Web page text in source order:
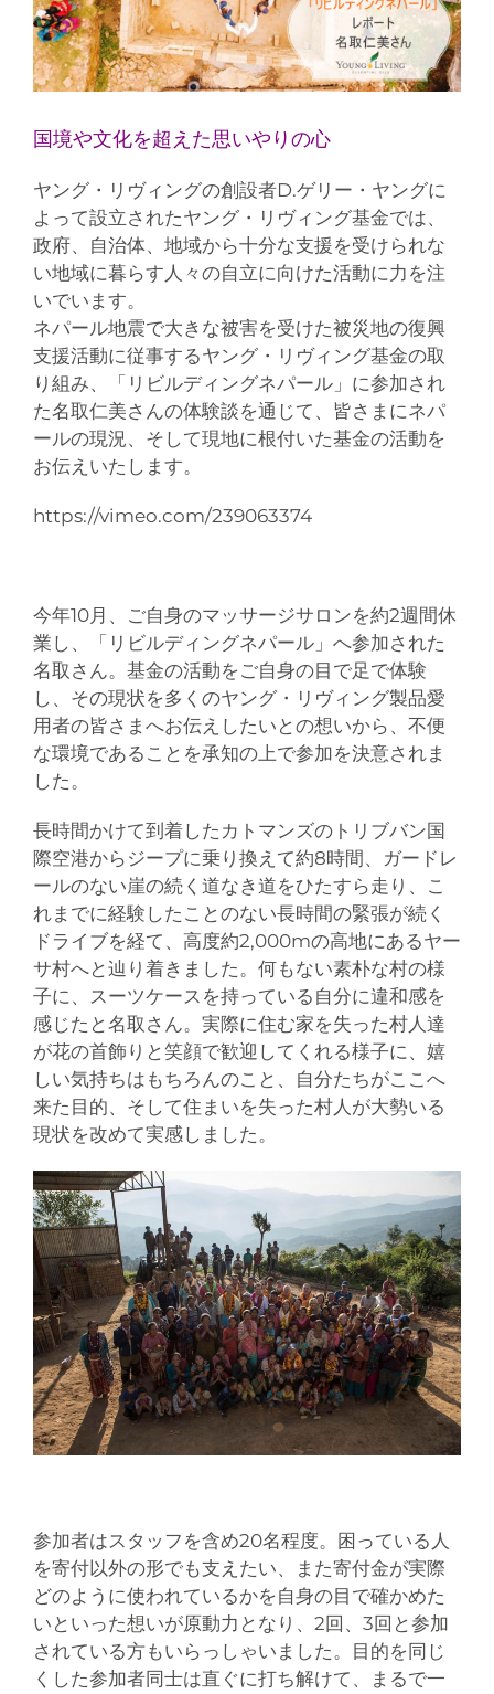
国境や文化を超えた思いやりの心
ヤング・リヴィングの創設者D.ゲリー・ヤングに
よって設立されたヤング・リヴィング基金では、
政府、自治体、地域から十分な支援を受けられな
い地域に暮らす人々の自立に向けた活動に力を注
いでいます。
ネパール地震で大きな被害を受けた被災地の復興
支援活動に従事するヤング・リヴィング基金の取
り組み、「リビルディングネパール」に参加され
た名取仁美さんの体験談を通じて、皆さまにネパ
ールの現況、そして現地に根付いた基金の活動を
お伝えいたします。
https://vimeo.com/239063374
今年10月、ご自身のマッサージサロンを約2週間休
業し、「リビルディングネパール」へ参加された
名取さん。基金の活動をご自身の目で足で体験
し、その現状を多くのヤング・リヴィング製品愛
用者の皆さまへお伝えしたいとの想いから、不便
な環境であることを承知の上で参加を決意されま
した。
長時間かけて到着したカトマンズのトリブバン国
際空港からジープに乗り換えて約8時間、ガードレ
ールのない崖の続く道なき道をひたすら走り、こ
れまでに経験したことのない長時間の緊張が続く
ドライブを経て、高度約2,000mの高地にあるヤー
サ村へと辿り着きました。何もない素朴な村の様
子に、スーツケースを持っている自分に違和感を
感じたと名取さん。実際に住む家を失った村人達
が花の首飾りと笑顔で歓迎してくれる様子に、嬉
しい気持ちはもちろんのこと、自分たちがここへ
来た目的、そして住まいを失った村人が大勢いる
現状を改めて実感しました。
参加者はスタッフを含め20名程度。困っている人
を寄付以外の形でも支えたい、また寄付金が実際
どのように使われているかを自身の目で確かめた
いといった想いが原動力となり、2回、3回と参加
されている方もいらっしゃいました。目的を同じ
くした参加者同士は直ぐに打ち解けて、まるで一